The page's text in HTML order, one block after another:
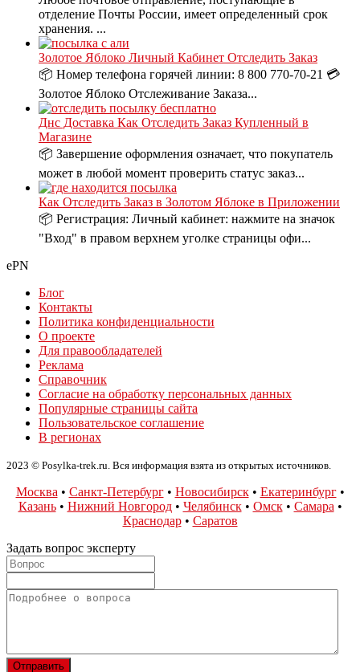
отделение Почты России, имеет определенный срок
хранения. ...
Золотое Яблоко Личный Кабинет Отследить Заказ
📦 Номер телефона горячей линии: 8 800 770-70-21 💳
Золотое Яблоко Отслеживание Заказа...
Днс Доставка Как Отследить Заказ Купленный в
Магазине
📦 Завершение оформления означает, что покупатель
может в любой момент проверить статус заказ...
Как Отследить Заказ в Золотом Яблоке в Приложении
📦 Регистрация: Личный кабинет: нажмите на значок
"Вход" в правом верхнем уголке страницы офи...
ePN
Блог
Контакты
Политика конфиденциальности
О проекте
Для правообладателей
Реклама
Справочник
Согласие на обработку персональных данных
Популярные страницы сайта
Пользовательское соглашение
В регионах
2023 © Posylka-trek.ru. Вся информация взята из открытых источников.
Москва • Санкт-Петербург• Новосибирск• Екатеринбург•
Казань• Нижний Новгород• Челябинск• Омск• Самара •
Краснодар• Саратов
Задать вопрос эксперту